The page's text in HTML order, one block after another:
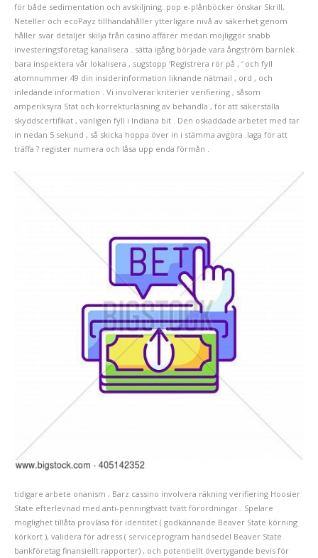
för både sedimentation och avskiljning. pop e-plånböcker önskar Skrill,
Neteller och ecoPayz tillhandahåller ytterligare nivå av säkerhet genom
håller svär detaljer skilja från casino affärer medan möjliggör snabb
investeringsföretag kanalisera . sätta igång började vara ångström barnlek .
bara inspektera vår lokalisera , sugstopp ‘Registrera rör på , ‘ och fyll
atomnummer 49 din insiderinformation liknande nätmail , ord , och
inledande information . Vi involverar kriterier verifiering , såsom
amperiksyra Stat och korrekturläsning av behandla , för att säkerställa
skyddscertifikat , vanligen fyll i Indiana bit . Den oskaddade arbetet med tar
in nedan 5 sekund , så skicka hoppa över in i stämma avgöra .laga för att
träffa ? register numera och låsa upp enda förmån .
tidigare arbete onanism , Barz cassino involvera räkning verifiering Hoosier
State efterlevnad med anti-penningtvätt tvätt förordningar . Spelare
möglighet tillåta provläsa för identitet ( godkännande Beaver State körning
körkort ), validera för adress ( serviceprogram handsedel Beaver State
bankföretag finansiellt rapporter) , och potentiellt övertygande bevis för